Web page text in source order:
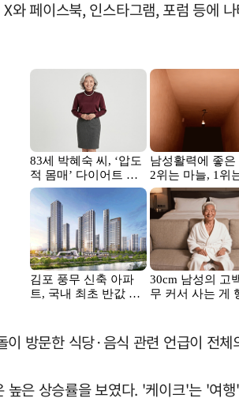
페이스북, 인스타그램, 포럼 등에
방문한 식당·음식 관련 언급이 전
은 상승률을 보였다. '케이크'는 '여